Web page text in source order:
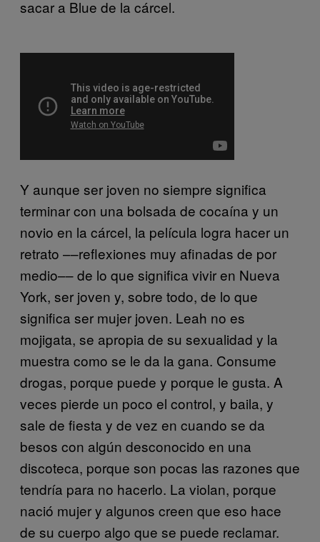
sacar a Blue de la cárcel.
Y aunque ser joven no siempre significa
terminar con una bolsada de cocaína y un
novio en la cárcel, la película logra hacer un
retrato ––reflexiones muy afinadas de por
medio–– de lo que significa vivir en Nueva
York, ser joven y, sobre todo, de lo que
significa ser mujer joven. Leah no es
mojigata, se apropia de su sexualidad y la
muestra como se le da la gana. Consume
drogas, porque puede y porque le gusta. A
veces pierde un poco el control, y baila, y
sale de fiesta y de vez en cuando se da
besos con algún desconocido en una
discoteca, porque son pocas las razones que
tendría para no hacerlo. La violan, porque
nació mujer y algunos creen que eso hace
de su cuerpo algo que se puede reclamar.